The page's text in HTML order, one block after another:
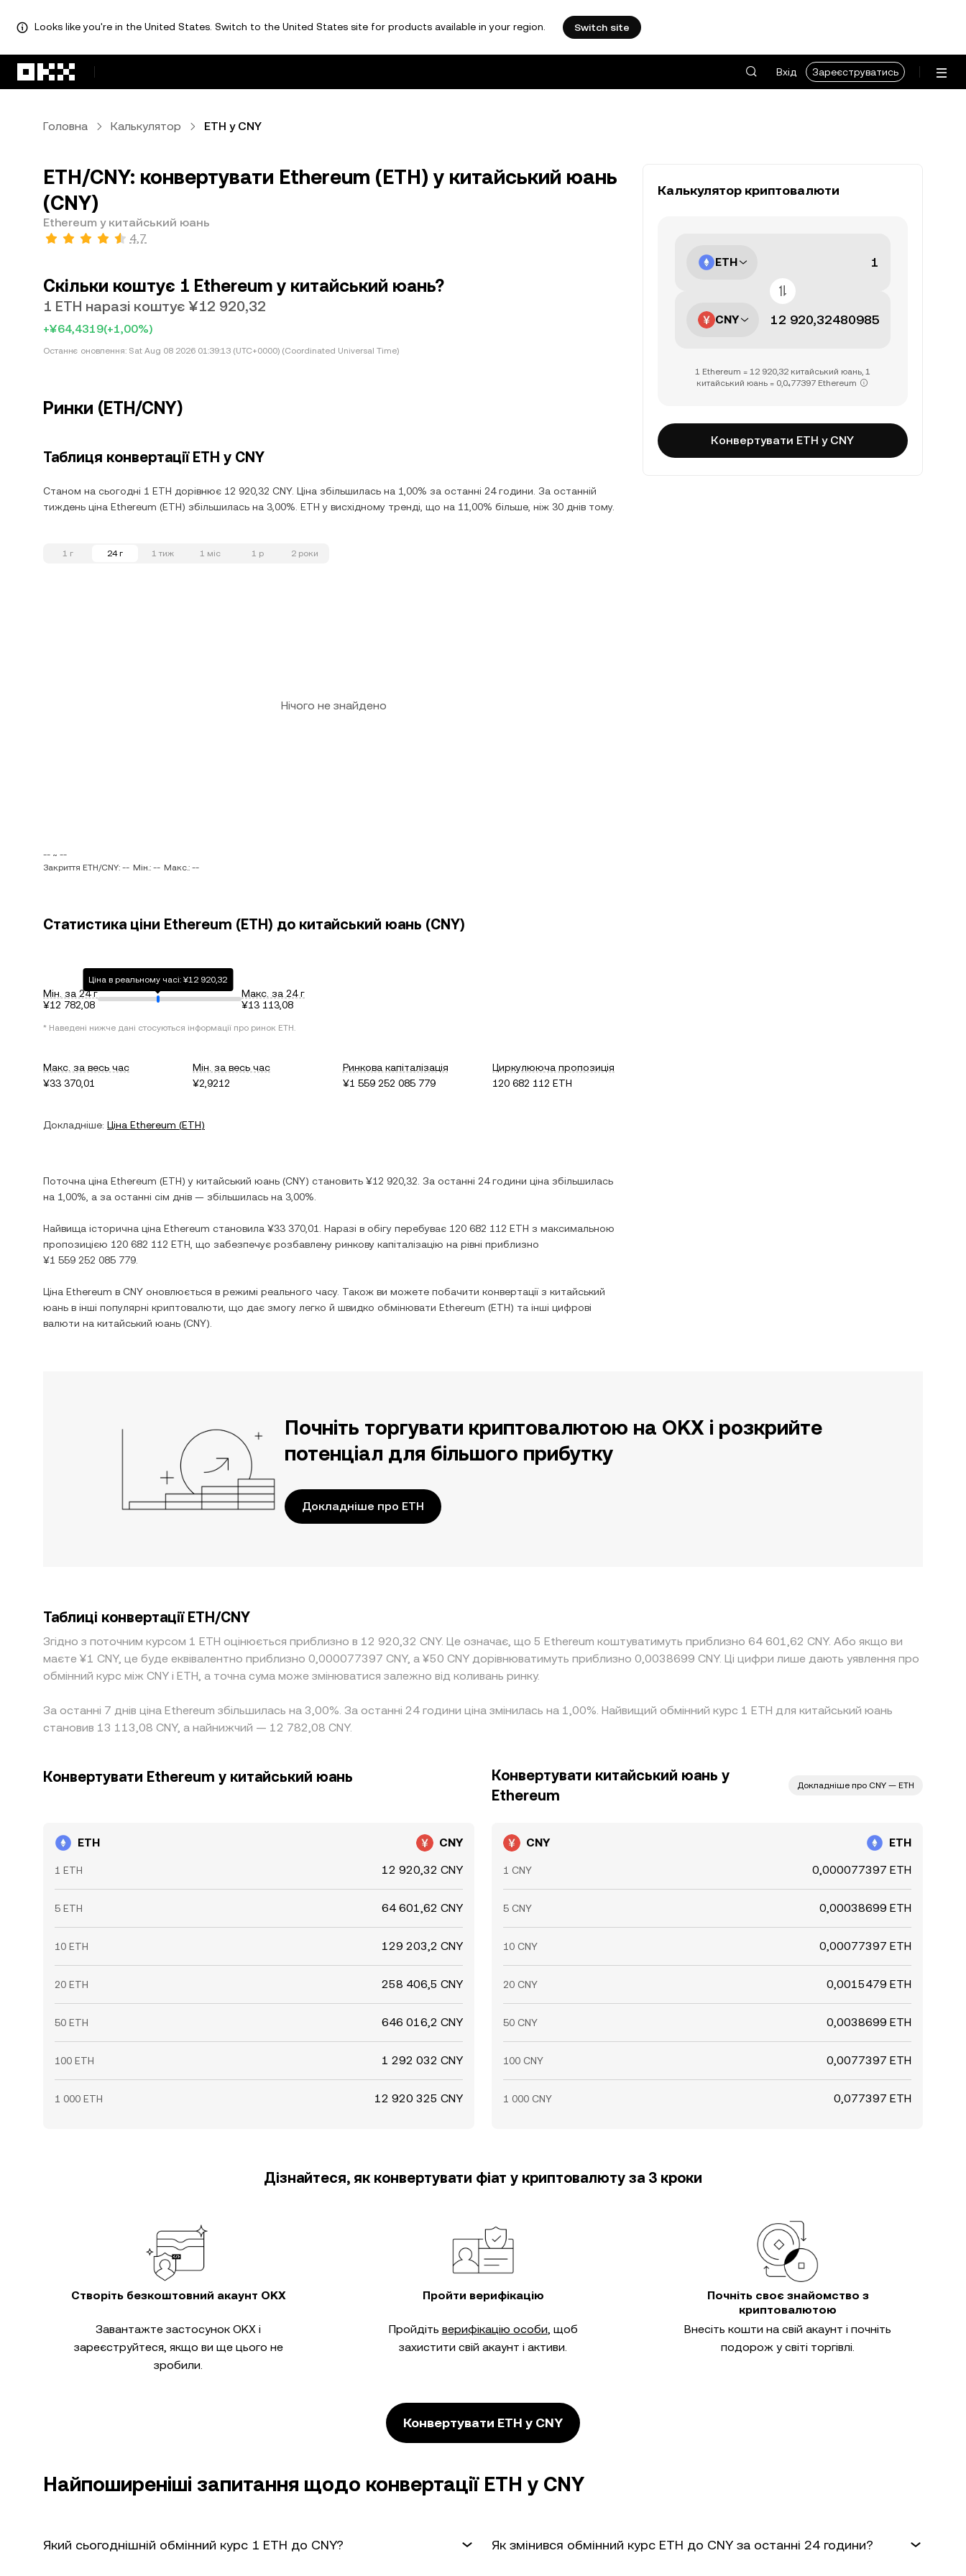
Looks like you're in the United States. Switch to the United States site for products available in your region. Switch site
Вхід
Зареєструватись
Головна Калькулятор ETH у CNY
ETH/CNY: конвертувати Ethereum (ETH) у китайський юань
(CNY)
Ethereum у китайський юань
4,7
Скільки коштує 1 Ethereum у китайський юань?
1 ETH наразі коштує ¥12 920,32
+¥64,4319(+1,00%)
Останнє оновлення: Sat Aug 08 2026 01:39:13 (UTC+0000) (Coordinated Universal Time)
Ринки (ETH/CNY)
Таблиця конвертації ETH у CNY
Станом на сьогодні 1 ETH дорівнює 12 920,32 CNY. Ціна збільшилась на 1,00% за останні 24 години. За останній
тиждень ціна Ethereum (ETH) збільшилась на 3,00%. ETH у висхідному тренді, що на 11,00% більше, ніж 30 днів тому.
1 г 24 г 1 тиж 1 міс 1 р 2 роки
Нічого не знайдено
-- ~ --
Закриття ETH/CNY: -- Мін.: -- Макс.: --
Статистика ціни Ethereum (ETH) до китайський юань (CNY)
Мін. за 24 г
¥12 782,08
Ціна в реальному часі: ¥12 920,32
Макс. за 24 г
¥13 113,08
* Наведені нижче дані стосуються інформації про ринок ETH.
Макс. за весь час
¥33 370,01
Мін. за весь час
¥2,9212
Ринкова капіталізація
¥1 559 252 085 779
Циркулююча пропозиція
120 682 112 ETH
Докладніше: Ціна Ethereum (ETH)
Поточна ціна Ethereum (ETH) у китайський юань (CNY) становить ¥12 920,32 . За останні 24 години ціна збільшилась
на 1,00% , а за останні сім днів — збільшилась на 3,00%
Найвища історична ціна Ethereum становила ¥33 370,01 . Наразі в обігу перебуває 120 682 112 ETH з максимальною
пропозицією 120 682 112 ETH , що забезпечує розбавлену ринкову капіталізацію на рівні приблизно
¥1 559 252 085 779
Ціна Ethereum в CNY оновлюється в режимі реального часу. Також ви можете побачити конвертації з китайський
юань в інші популярні криптовалюти, що дає змогу легко й швидко обмінювати Ethereum (ETH) та інші цифрові
валюти на китайський юань (CNY).
Калькулятор криптовалюти
ETH
CNY
1 Ethereum = 12 920,32 китайський юань, 1
китайський юань = 0,0₄77397 Ethereum
Конвертувати ETH у CNY
Почніть торгувати криптовалютою на OKX і розкрийте
потенціал для більшого прибутку
Докладніше про ETH
Таблиці конвертації ETH/CNY
Згідно з поточним курсом 1 ETH оцінюється приблизно в 12 920,32 CNY. Це означає, що 5 Ethereum коштуватимуть приблизно 64 601,62 CNY. Або якщо ви
маєте ¥1 CNY, це буде еквівалентно приблизно 0,000077397 CNY, а ¥50 CNY дорівнюватимуть приблизно 0,0038699 CNY. Ці цифри лише дають уявлення про
обмінний курс між CNY і ETH, а точна сума може змінюватися залежно від коливань ринку.
За останні 7 днів ціна Ethereum збільшилась на 3,00%. За останні 24 години ціна змінилась на 1,00%. Найвищий обмінний курс 1 ETH для китайський юань
становив 13 113,08 CNY, а найнижчий — 12 782,08 CNY.
Конвертувати Ethereum у китайський юань
ETH CNY
1 ETH 12 920,32 CNY
5 ETH 64 601,62 CNY
10 ETH 129 203,2 CNY
20 ETH 258 406,5 CNY
50 ETH 646 016,2 CNY
100 ETH 1 292 032 CNY
1 000 ETH 12 920 325 CNY
Конвертувати китайський юань у
Ethereum
Докладніше про CNY — ETH
CNY ETH
1 CNY 0,000077397 ETH
5 CNY 0,00038699 ETH
10 CNY 0,00077397 ETH
20 CNY 0,0015479 ETH
50 CNY 0,0038699 ETH
100 CNY 0,0077397 ETH
1 000 CNY 0,077397 ETH
Дізнайтеся, як конвертувати фіат у криптовалюту за 3 кроки
Створіть безкоштовний акаунт OKX
Завантажте застосунок OKX і
зареєструйтеся, якщо ви ще цього не
зробили.
Пройти верифікацію
Пройдіть верифікацію особи, щоб
захистити свій акаунт і активи.
Почніть своє знайомство з
криптовалютою
Внесіть кошти на свій акаунт і почніть
подорож у світі торгівлі.
Конвертувати ETH у CNY
Найпоширеніші запитання щодо конвертації ETH у CNY
Який сьогоднішній обмінний курс 1 ETH до CNY? Як змінився обмінний курс ETH до CNY за останні 24 години?